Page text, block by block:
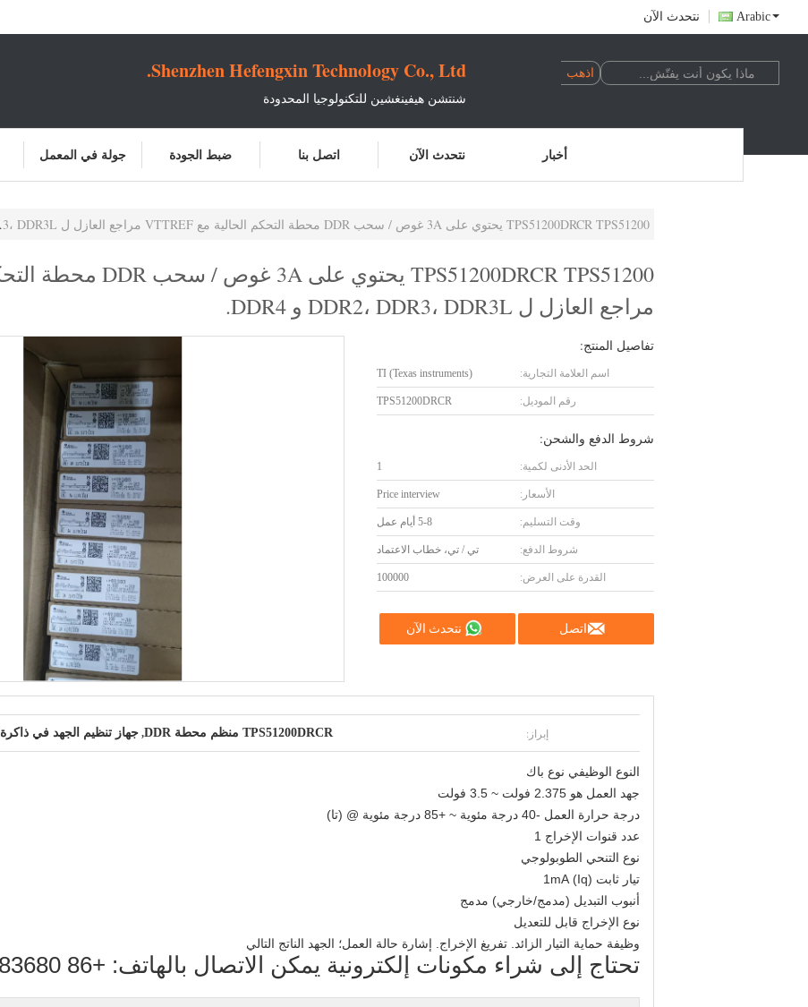
نتحدث الآن Arabic
Shenzhen Hefengxin Technology Co., Ltd.
شنتشن هيفينغشين للتكنولوجيا المحدودة
جولة في المعمل ضبط الجودة اتصل بنا نتحدث الآن أخبار
TPS51200DRCR TPS51200 يحتوي على 3A غوص / سحب DDR محطة التحكم الحالية مع VTTREF مراجع العازل ل DDR2، DDR3، DDR3L و DDR4.
مراجع العازل ل DDR2، DDR3، DDR3L و DDR4.
تفاصيل المنتج:
اسم العلامة التجارية: TI (Texas instruments)
رقم الموديل: TPS51200DRCR
شروط الدفع والشحن:
الحد الأدنى لكمية: 1
الأسعار: Price interview
وقت التسليم: 5-8 أيام عمل
شروط الدفع: تي / تي، خطاب الاعتماد
القدرة على العرض: 100000
اتصل نتحدث الآن
إبراز: TPS51200DRCR منظم محطة DDR , جهاز تنظيم الجهد في ذاكرة DDR IC
النوع الوظيفي نوع باك
جهد العمل هو 2.375 فولت ~ 3.5 فولت
درجة حرارة العمل -40 درجة مئوية ~ +85 درجة مئوية @ (تا)
عدد قنوات الإخراج 1
نوع التنحي الطوبولوجي
تيار ثابت (Iq) 1mA
أنبوب التبديل (مدمج/خارجي) مدمج
نوع الإخراج قابل للتعديل
وظيفة حماية التيار الزائد. تفريغ الإخراج. إشارة حالة العمل؛ الجهد الناتج التالي
تحتاج إلى شراء مكونات إلكترونية يمكن الاتصال بالهاتف: +86 13112483680.